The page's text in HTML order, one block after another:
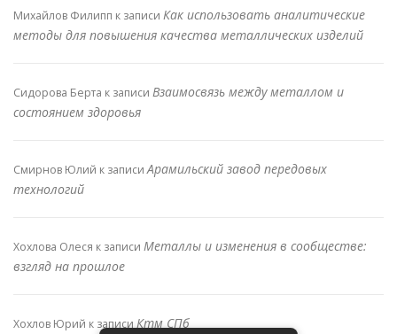
Михайлов Филипп к записи Как использовать аналитические
методы для повышения качества металлических изделий
Сидорова Берта к записи Взаимосвязь между металлом и
состоянием здоровья
Смирнов Юлий к записиАрамильский завод передовых
технологий
Хохлова Олеся к записи Металлы и изменения в сообществе:
взгляд на прошлое
Хохлов Юрий к записи Ктм СПб